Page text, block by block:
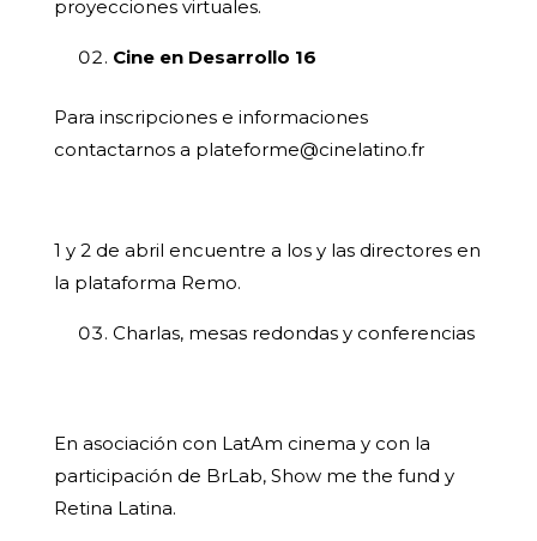
proyecciones virtuales.
Cine en Desarrollo 16
Para inscripciones e informaciones
contactarnos a plateforme@cinelatino.fr
1 y 2 de abril encuentre a los y las directores en
la plataforma Remo.
Charlas, mesas redondas y conferencias
En asociación con LatAm cinema y con la
participación de BrLab, Show me the fund y
Retina Latina.